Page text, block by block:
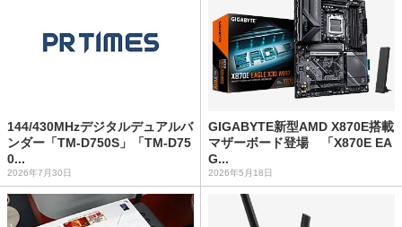
144/430MHzデジタルデュアルバ
ンダー「TM-D750S」「TM-D75
0...
2026年7月30日
GIGABYTE新型AMD X870E搭載
マザーボード登場 「X870E EA
G...
2026年5月18日